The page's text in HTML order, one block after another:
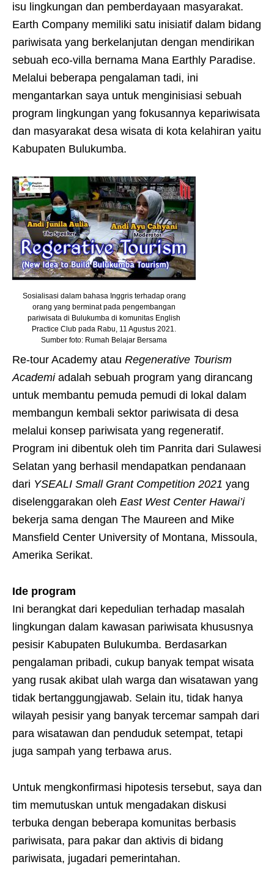
isu lingkungan dan pemberdayaan masyarakat.
Earth Company memiliki satu inisiatif dalam bidang
pariwisata yang berkelanjutan dengan mendirikan
sebuah eco-villa bernama Mana Earthly Paradise.
Melalui beberapa pengalaman tadi, ini
mengantarkan saya untuk menginisiasi sebuah
program lingkungan yang fokusannya kepariwisata
dan masyarakat desa wisata di kota kelahiran yaitu
Kabupaten Bulukumba.
Sosialisasi dalam bahasa Inggris terhadap orang
orang yang berminat pada pengembangan
pariwisata di Bulukumba di komunitas English
Practice Club pada Rabu, 11 Agustus 2021.
Sumber foto: Rumah Belajar Bersama
Re-tour Academy atau Regenerative Tourism
Academi adalah sebuah program yang dirancang
untuk membantu pemuda pemudi di lokal dalam
membangun kembali sektor pariwisata di desa
melalui konsep pariwisata yang regeneratif.
Program ini dibentuk oleh tim Panrita dari Sulawesi
Selatan yang berhasil mendapatkan pendanaan
dari YSEALI Small Grant Competition 2021 yang
diselenggarakan oleh East West Center Hawai’i
bekerja sama dengan The Maureen and Mike
Mansfield Center University of Montana, Missoula,
Amerika Serikat.
Ide program
Ini berangkat dari kepedulian terhadap masalah
lingkungan dalam kawasan pariwisata khususnya
pesisir Kabupaten Bulukumba. Berdasarkan
pengalaman pribadi, cukup banyak tempat wisata
yang rusak akibat ulah warga dan wisatawan yang
tidak bertanggungjawab. Selain itu, tidak hanya
wilayah pesisir yang banyak tercemar sampah dari
para wisatawan dan penduduk setempat, tetapi
juga sampah yang terbawa arus.
Untuk mengkonfirmasi hipotesis tersebut, saya dan
tim memutuskan untuk mengadakan diskusi
terbuka dengan beberapa komunitas berbasis
pariwisata, para pakar dan aktivis di bidang
pariwisata, jugadari pemerintahan.